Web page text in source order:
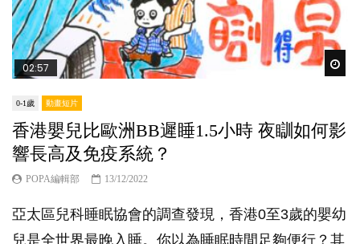
02:57
0-1歲 動畫短片
香港嬰兒比歐洲BB遲睡1.5小時 夜瞓如何影
響長高及免疫系統？
POPA編輯部 13/12/2022
亞太區兒科睡眠協會的調查發現，香港0至3歲的嬰幼
兒是全世界最晚入睡。你以為睡眠時間足夠便行？其